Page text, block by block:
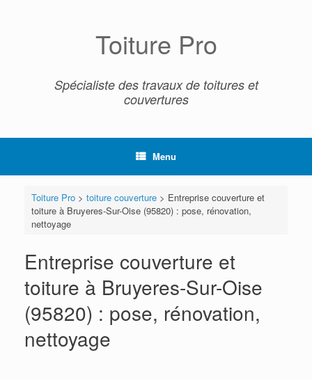
Toiture Pro
Spécialiste des travaux de toitures et
couvertures
Menu
Toiture Pro> toiture couverture> Entreprise couverture et
toiture à Bruyeres-Sur-Oise (95820) : pose, rénovation,
nettoyage
Entreprise couverture et
toiture à Bruyeres-Sur-Oise
(95820) : pose, rénovation,
nettoyage